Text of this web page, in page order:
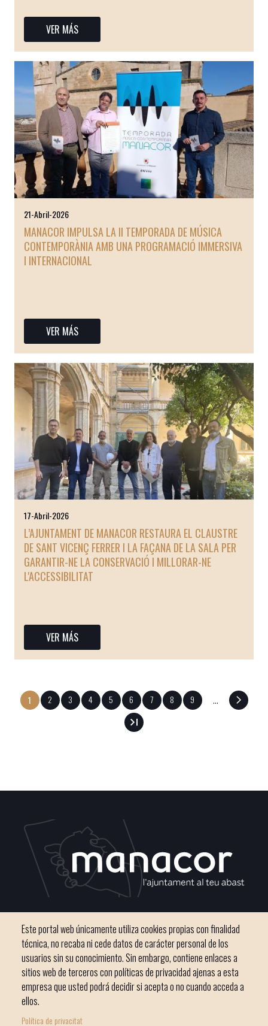
VER MÁS
21-Abril-2026
MANACOR IMPULSA LA II TEMPORADA DE MÚSICA
CONTEMPORÀNIA AMB UNA PROGRAMACIÓ IMMERSIVA
I INTERNACIONAL
VER MÁS
17-Abril-2026
L’AJUNTAMENT DE MANACOR RESTAURA EL CLAUSTRE
DE SANT VICENÇ FERRER I LA FAÇANA DE LA SALA PER
GARANTIR-NE LA CONSERVACIÓ I MILLORAR-NE
L'ACCESSIBILITAT
VER MÁS
PAGINACIÓN
Página
actual
1 Page
2 Page
3 Page
4 Page
5 Page
6 Page
7 Page
8 Page
9 …
Teléfono 971 84 91 00 - CIF: P0703300D
Este portal web únicamente utiliza cookies propias con finalidad
técnica, no recaba ni cede datos de carácter personal de los
usuarios sin su conocimiento. Sin embargo, contiene enlaces a
sitios web de terceros con políticas de privacidad ajenas a esta
empresa que usted podrá decidir si acepta o no cuando acceda a
ellos.
Política de privacitat